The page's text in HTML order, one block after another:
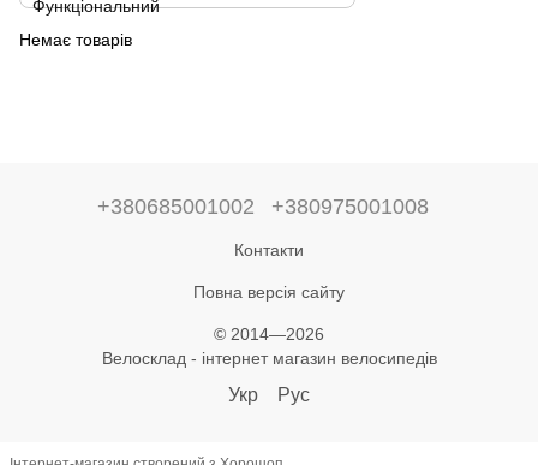
Немає товарів
+380685001002 +380975001008
Контакти
Повна версія сайту
© 2014—2026
Велосклад - інтернет магазин велосипедів
Укр Рус